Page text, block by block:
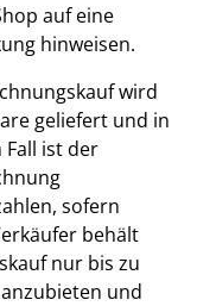
auf eine
hinweisen.
wird
geliefert und in
Fall ist der
sofern
behält
nur bis zu
und